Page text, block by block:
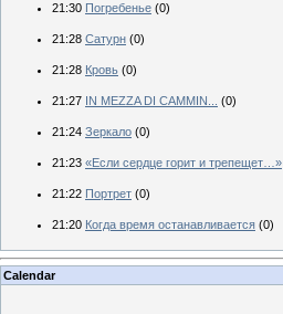
21:30 Погребенье (0)
21:28 Сатурн (0)
21:28 Кровь (0)
21:27 IN MEZZA DI CAMMIN... (0)
21:24 Зеркало (0)
21:23 «Если сердце горит и трепещет…»
21:22 Портрет (0)
21:20 Когда время останавливается (0)
Calendar